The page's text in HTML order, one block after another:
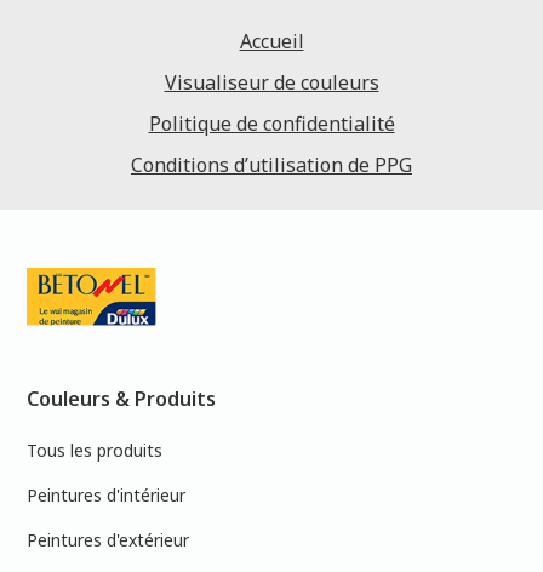
Accueil
Visualiseur de couleurs
Politique de confidentialité
Conditions d’utilisation de PPG
Couleurs & Produits
Tous les produits
Peintures d'intérieur
Peintures d'extérieur